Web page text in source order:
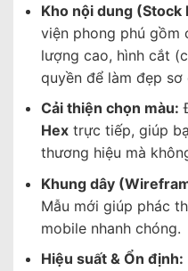
Kho nội dung (Stock
viện phong phú gồm
lượng cao, hình cắt
quyền để làm đẹp sơ
Cải thiện chọn màu:
Hextrực tiếp, giúp
thương hiệu mà
Khung dây
Mẫu mới giúp phác
mobile nhanh chóng.
Hiệu suất & Ổn định: